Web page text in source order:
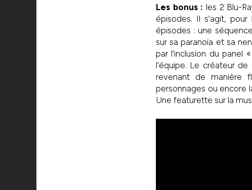
Les bonus : les 2 Blu-
épisodes. Il s’agit,
épisodes : une
sur sa paranoïa et sa
par l’inclusion du panel
l’équipe. Le créateur
revenant de manière
personnages ou encore
Une featurette sur la